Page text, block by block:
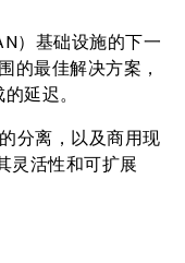
）基础设施的下一
的最佳解决方案，
延迟。
分离，以及商用现
灵活性和可扩展